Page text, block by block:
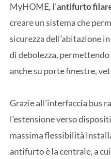
MyHOME, l’antifurto
creare un sistema che
sicurezza dell’abitazione
di debolezza,
anche su porte finestre,
Grazie all’interfaccia bus
l’estensione verso
massima flessibilità
antifurto è la centrale, a